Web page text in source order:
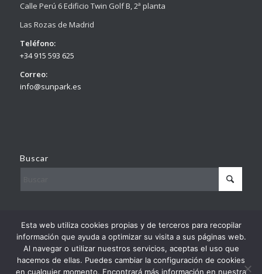
Calle Perú 6 Edificio Twin Golf B, 2ª planta
Las Rozas de Madrid
Teléfono:
+34 915 593 625
Correo:
info@sunpark.es
Buscar
© Copyright – Sunpark
By Europa Prefabri
Esta web utiliza cookies propias y de terceros para recopilar
información que ayuda a optimizar su visita a sus páginas web.
Al navegar o utilizar nuestros servicios, aceptas el uso que
hacemos de ellas. Puedes cambiar la configuración de cookies
en cualquier momento. Encontrará más información en nuestra